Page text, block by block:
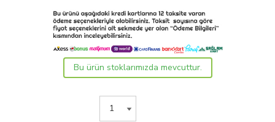
Bu ürün stoklarımızda mevcuttur.